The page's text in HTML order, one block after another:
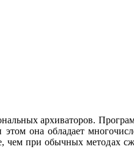
архиваторов.
она обладает
чем при обычных методах